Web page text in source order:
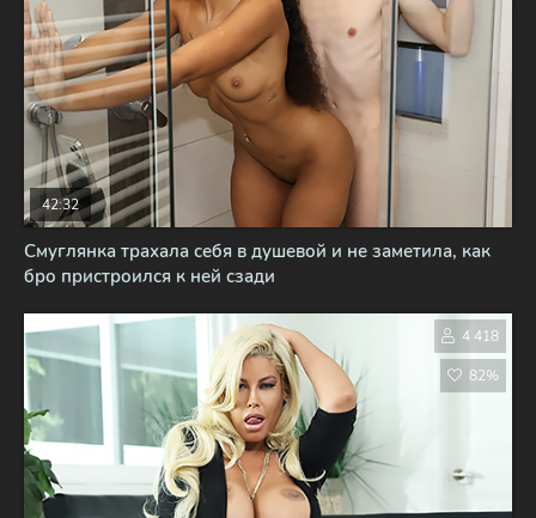
Смуглянка трахала себя в душевой и не заметила, как
бро пристроился к ней сзади
42:32
4 418
82%